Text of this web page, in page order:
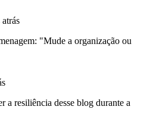
atrás
"Mude a organização ou
a resiliência desse blog durante a